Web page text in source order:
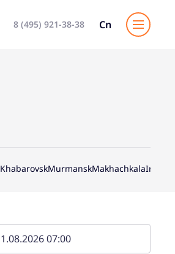
8 (495) 921-38-38 Cn
KhabarovskMurmanskMakhachkalaIrkutsk